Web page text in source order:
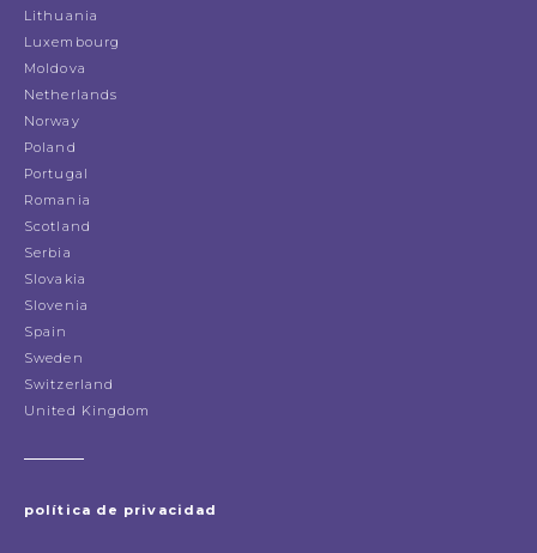
Lithuania
Luxembourg
Moldova
Netherlands
Norway
Poland
Portugal
Romania
Scotland
Serbia
Slovakia
Slovenia
Spain
Sweden
Switzerland
United Kingdom
política de privacidad